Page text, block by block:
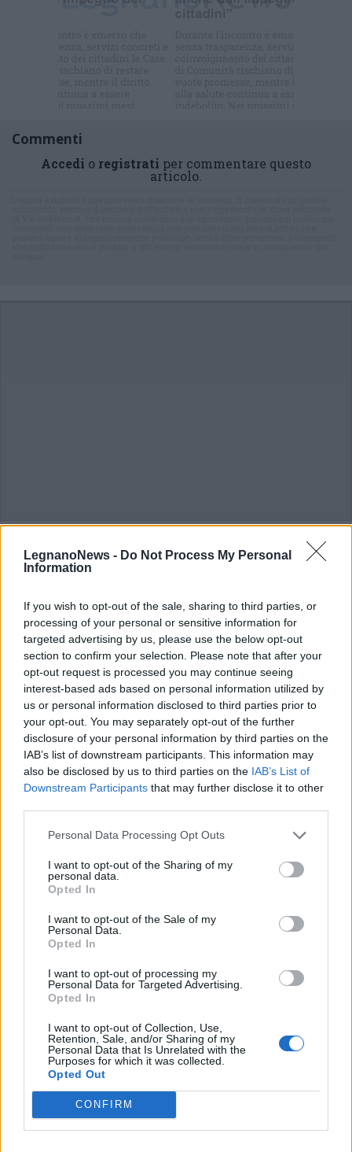
LegnanoNews - Do Not Process My Personal
Information
If you wish to opt-out of the sale, sharing to third parties, or
processing of your personal or sensitive information for
targeted advertising by us, please use the below opt-out
section to confirm your selection. Please note that after your
opt-out request is processed you may continue seeing
interest-based ads based on personal information utilized by
us or personal information disclosed to third parties prior to
your opt-out. You may separately opt-out of the further
disclosure of your personal information by third parties on the
IAB’s list of downstream participants. This information may
also be disclosed by us to third parties on the IAB’s List of
Downstream Participants that may further disclose it to other
Personal Data Processing Opt Outs
I want to opt-out of the Sharing of my
personal data.
Opted In
I want to opt-out of the Sale of my
Personal Data.
Opted In
I want to opt-out of processing my
Personal Data for Targeted Advertising.
Opted In
I want to opt-out of Collection, Use,
Retention, Sale, and/or Sharing of my
Personal Data that Is Unrelated with the
Purposes for which it was collected.
Opted Out
CONFIRM
Commenti
Accedi o registrati per commentare questo
articolo.
ALTRE NOTIZIE DI LEGNANO
Il Legnano chiude la prima
settimana del raduno con il test
contro la Chiavazzese